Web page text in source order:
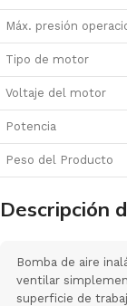
Máx. presión
Tipo de motor
Voltaje del motor
Potencia
Peso del Producto
Descripción
Bomba de aire
ventilar
superficie de